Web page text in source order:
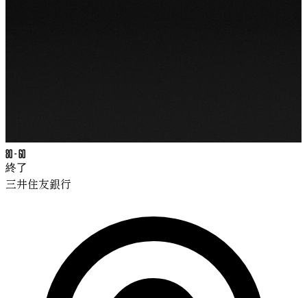
80-60
終了
三井住友銀行